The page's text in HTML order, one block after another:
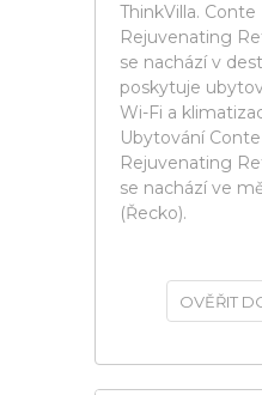
ThinkVilla. Conte
Rejuvenating
se nachází v
poskytuje
Wi-Fi a
Ubytování
Rejuvenating
se nachází ve
(Řecko).
OVĚŘIT